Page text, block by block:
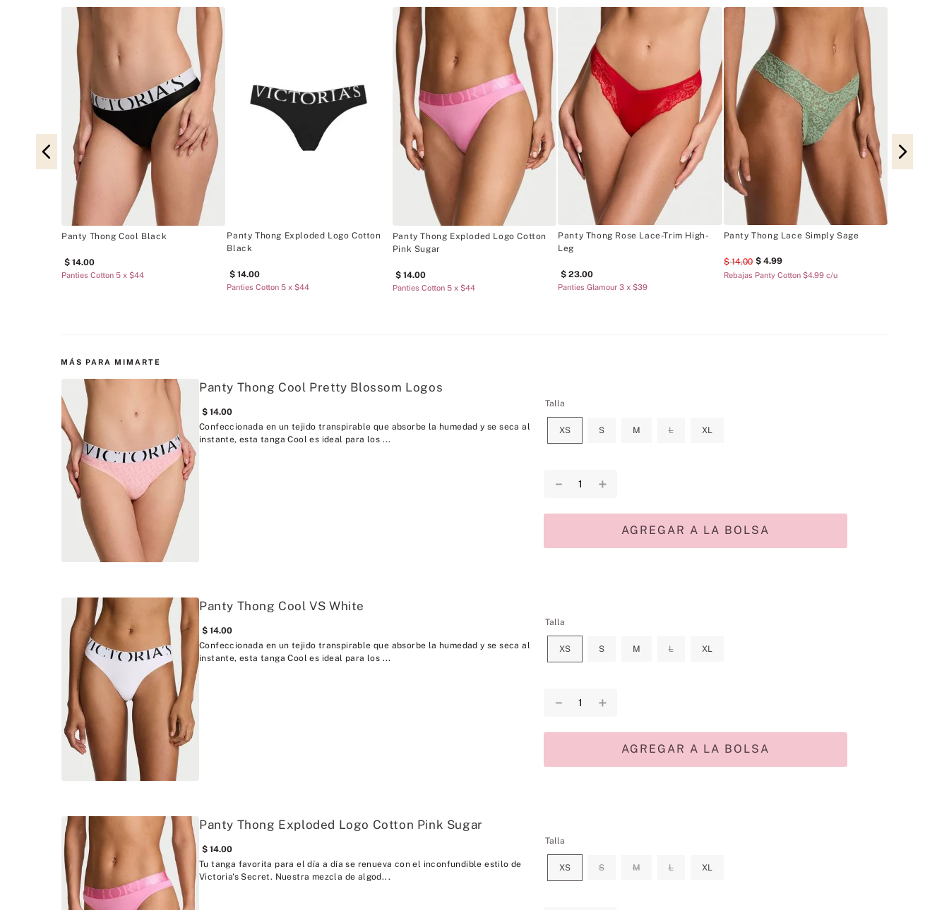
Adjustable
Panty Thong Cool Black
14.00
Panties Cotton 5 x $44
Panty Thong Exploded Logo Cotton
Black
14.00
Panties Cotton 5 x $44
Panty Thong Exploded Logo Cotton
Pink Sugar
14.00
Panties Cotton 5 x $44
Panty Thong Rose Lace-Trim High-
Leg
23.00
Panties Glamour 3 x $39
Panty Thong Lace Simply Sage
14.00 4.99
Rebajas Panty Cotton $4.99 c/u
Panty
MÁS PARA MIMARTE
Panty Thong Cool Pretty Blossom Logos
14.00
Confeccionada en un tejido transpirable que absorbe la humedad y se seca al
instante, esta tanga Cool es ideal para los ...
Talla
XS S M L XL
＋
－
AGREGAR A LA BOLSA
Panty Thong Cool VS White
14.00
Confeccionada en un tejido transpirable que absorbe la humedad y se seca al
instante, esta tanga Cool es ideal para los ...
Talla
XS S M L XL
＋
－
AGREGAR A LA BOLSA
Panty Thong Exploded Logo Cotton Pink Sugar
14.00
Tu tanga favorita para el día a día se renueva con el inconfundible estilo de
Victoria's Secret. Nuestra mezcla de algod...
Talla
XS S M L XL